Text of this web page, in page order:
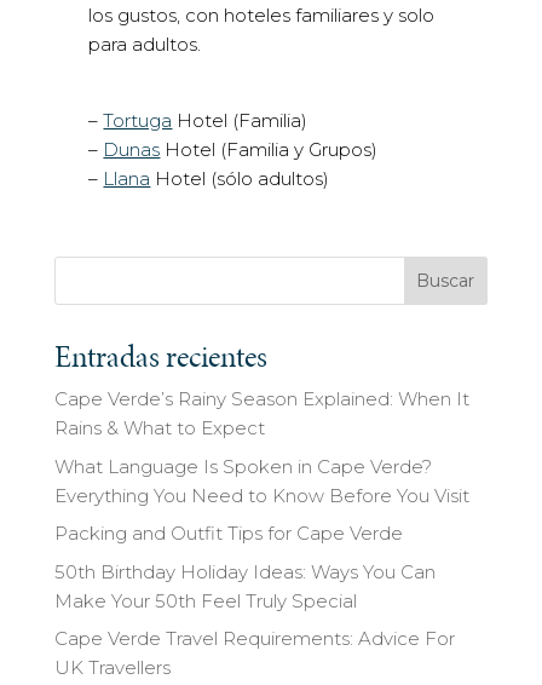
los gustos, con hoteles familiares y solo
para adultos.
–Tortuga Hotel (Familia)
– Dunas Hotel (Familia y Grupos)
– Llana Hotel (sólo adultos)
Buscar
Entradas recientes
Cape Verde’s Rainy Season Explained: When It
Rains & What to Expect
What Language Is Spoken in Cape Verde?
Everything You Need to Know Before You Visit
Packing and Outfit Tips for Cape Verde
50th Birthday Holiday Ideas: Ways You Can
Make Your 50th Feel Truly Special
Cape Verde Travel Requirements: Advice For
UK Travellers